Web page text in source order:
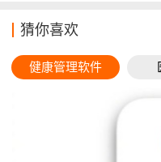
猜你喜欢
健康管理软件